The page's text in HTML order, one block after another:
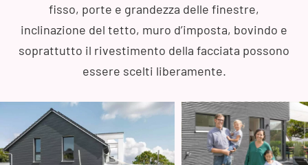
fisso, porte e grandezza delle finestre,
inclinazione del tetto, muro d’imposta, bovindo e
soprattutto il rivestimento della facciata possono
essere scelti liberamente.